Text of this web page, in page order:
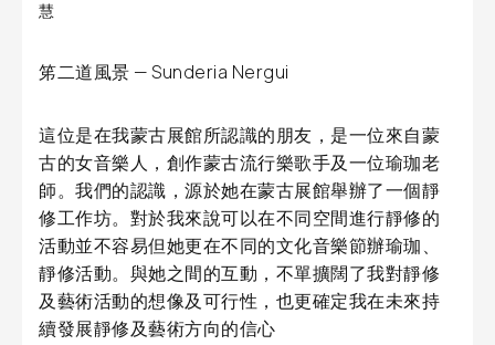
慧
笫二道風景 — Sunderia Nergui
這位是在我蒙古展館所認識的朋友，是一位來自蒙
古的女音樂人，創作蒙古流行樂歌手及一位瑜珈老
師。我們的認識，源於她在蒙古展館舉辦了一個靜
修工作坊。對於我來說可以在不同空間進行靜修的
活動並不容易但她更在不同的文化音樂節辦瑜珈、
靜修活動。與她之間的互動，不單擴闊了我對靜修
及藝術活動的想像及可行性，也更確定我在未來持
續發展靜修及藝術方向的信心